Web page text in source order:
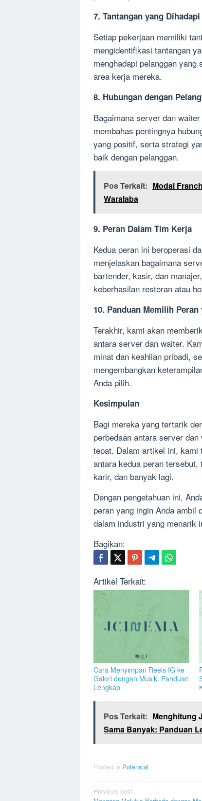
7. Tantangan yang Dihadapi
Setiap pekerjaan memiliki
mengidentifikasi tantangan
menghadapi pelanggan
area kerja mereka.
8. Hubungan dengan
Bagaimana server dan
membahas pentingnya
yang positif, serta strategi
baik dengan pelanggan.
Pos Terkait: Modal
Waralaba
9. Peran Dalam Tim Kerja
Kedua peran ini beroperasi
menjelaskan bagaimana
bartender, kasir, dan
keberhasilan restoran atau
10. Panduan Memilih Peran
Terakhir, kami akan
antara server dan waiter.
minat dan keahlian pribadi,
mengembangkan
Anda pilih.
Kesimpulan
Bagi mereka yang tertarik
perbedaan antara server
tepat. Dalam artikel ini, kami
antara kedua peran
karir, dan banyak lagi.
Dengan pengetahuan ini,
peran yang ingin Anda ambil
dalam industri yang menarik
Bagikan:
Artikel Terkait:
Cara Menyimpan Reels IG ke
Galeri dengan Musik: Panduan
Lengkap
Pos Terkait: Menghitung
Sama Banyak: Panduan
Posted in Potensial
Post
Previous post